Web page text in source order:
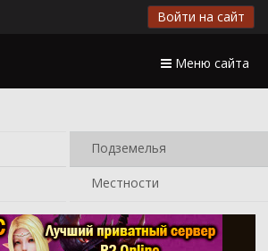
Войти на сайт
Меню сайта
Подземелья
Местности